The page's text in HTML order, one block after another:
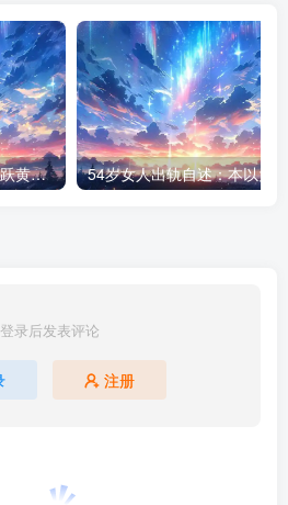
1997年6月1日 柯受良飞跃黄河现场
录后发表评论
注册